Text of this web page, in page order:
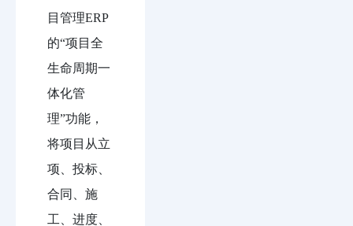
目管理ERP
的“项目全
生命周期一
体化管
理”功能，
将项目从立
项、投标、
合同、施
工、进度、